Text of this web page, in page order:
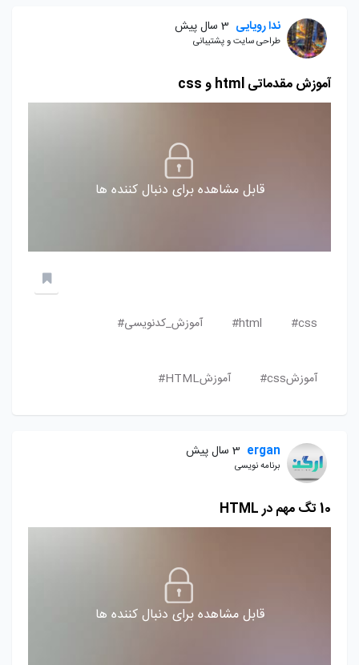
ندا رویایی 3 سال پیش
طراحی سایت و پشتیبانی
آموزش مقدماتی html و css
قابل مشاهده برای دنبال کننده ها
css#
html# آموزش_کدنویسی#
آموزشcss# آموزشHTML#
ergan 3 سال پیش
برنامه نویسی
10 تگ مهم در HTML
قابل مشاهده برای دنبال کننده ها